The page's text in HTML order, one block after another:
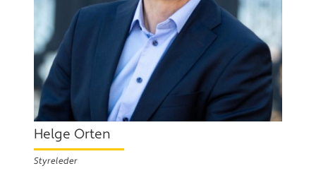
Helge Orten
Styreleder